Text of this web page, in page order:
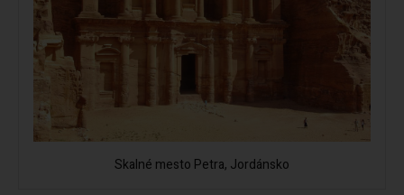
Skalné mesto Petra, Jordánsko